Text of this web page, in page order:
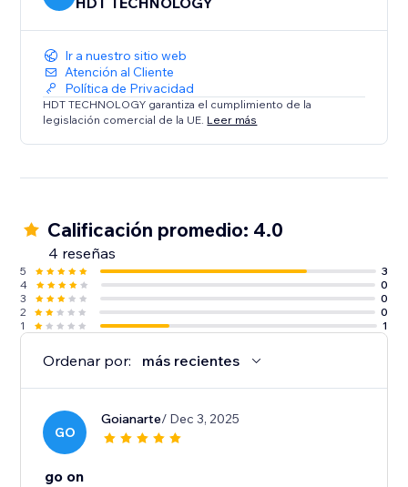
Ir a nuestro sitio web
Atención al Cliente
Política de Privacidad
HDT TECHNOLOGY garantiza el cumplimiento de la
legislación comercial de la UE. Leer más
Calificación promedio: 4.0
4 reseñas
5
3
4
0
3
0
2
0
1
1
Ordenar por: más recientes
GO
Goianarte/ Dec 3, 2025
go on